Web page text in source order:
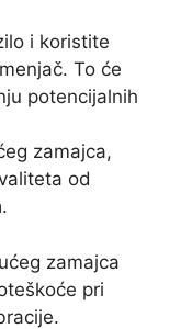
i koristite
To će
potencijalnih
zamajca,
od
.
zamajca
pri